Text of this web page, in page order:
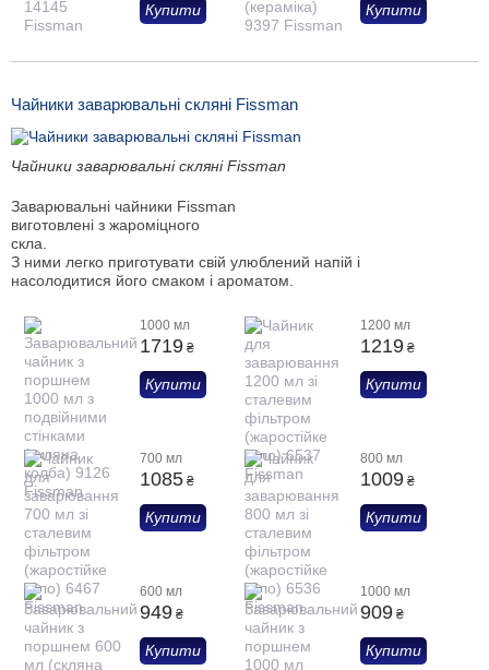
Купити Купити
Чайники заварювальні скляні Fissman
Чайники заварювальні скляні Fissman
Заварювальні чайники Fissman
виготовлені з жароміцного
скла.
З ними легко приготувати свій улюблений напій і
насолодитися його смаком і ароматом.
1000 мл
1719 ₴
Купити
1200 мл
1219 ₴
Купити
700 мл
1085 ₴
Купити
800 мл
1009 ₴
Купити
600 мл
949 ₴
Купити
1000 мл
909 ₴
Купити